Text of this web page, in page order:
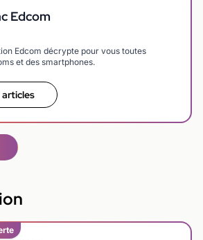
Edcom
Edcom décrypte pour vous toutes
et des smartphones.
articles